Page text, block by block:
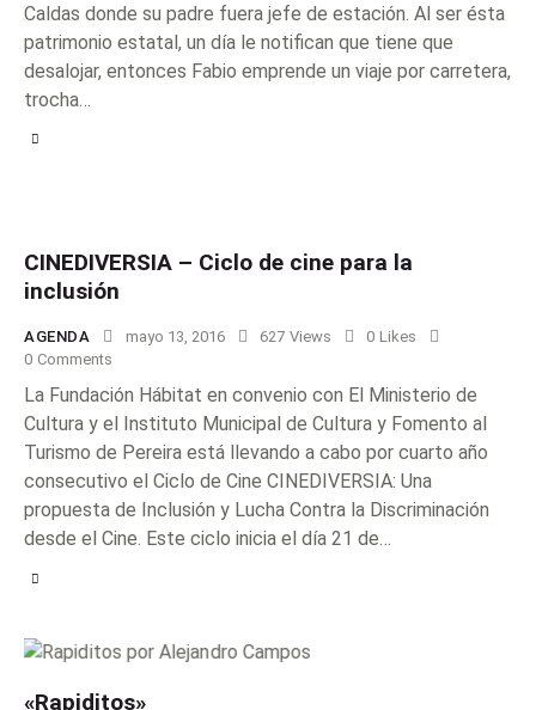
Caldas donde su padre fuera jefe de estación. Al ser ésta
patrimonio estatal, un día le notifican que tiene que
desalojar, entonces Fabio emprende un viaje por carretera,
trocha…
CINEDIVERSIA – Ciclo de cine para la
inclusión
AGENDA mayo 13, 2016 627 Views 0 Likes
0 Comments
La Fundación Hábitat en convenio con El Ministerio de
Cultura y el Instituto Municipal de Cultura y Fomento al
Turismo de Pereira está llevando a cabo por cuarto año
consecutivo el Ciclo de Cine CINEDIVERSIA: Una
propuesta de Inclusión y Lucha Contra la Discriminación
desde el Cine. Este ciclo inicia el día 21 de…
«Rapiditos»